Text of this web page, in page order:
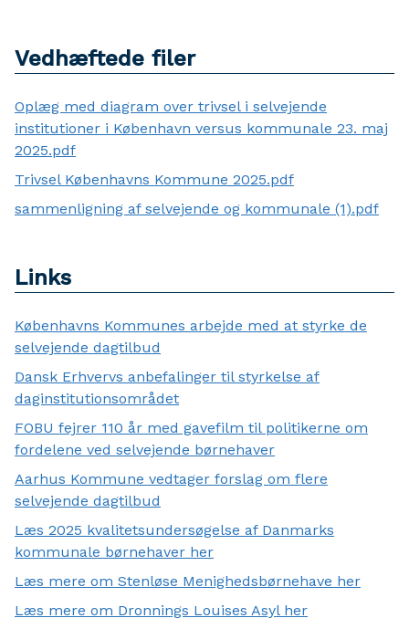
Vedhæftede filer
Oplæg med diagram over trivsel i selvejende
institutioner i København versus kommunale 23. maj
2025.pdf
Trivsel Københavns Kommune 2025.pdf
sammenligning af selvejende og kommunale (1).pdf
Links
Københavns Kommunes arbejde med at styrke de
selvejende dagtilbud
Dansk Erhvervs anbefalinger til styrkelse af
daginstitutionsområdet
FOBU fejrer 110 år med gavefilm til politikerne om
fordelene ved selvejende børnehaver
Aarhus Kommune vedtager forslag om flere
selvejende dagtilbud
Læs 2025 kvalitetsundersøgelse af Danmarks
kommunale børnehaver her
Læs mere om Stenløse Menighedsbørnehave her
Læs mere om Dronnings Louises Asyl her